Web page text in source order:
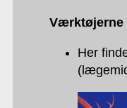
Værktøjerne
Her